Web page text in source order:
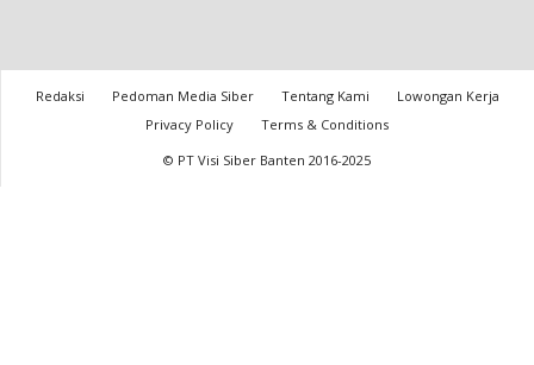
Redaksi Pedoman Media Siber Tentang Kami
Lowongan Kerja
Privacy Policy
Terms & Conditions
© PT Visi Siber Banten 2016-2025